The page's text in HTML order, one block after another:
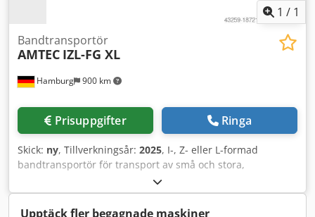
1 / 1
Hamburg 900 km
Bandtransportör
AMTEC IZL-FG XL
Prisuppgifter Ringa
Skick: ny, Tillverkningsår: 2025, I-, Z- eller L-formad
bandtransportör för transport av små och stora,
våta/fuktiga samt djupfrysta produkter till vågenheten.
Öppen design, cellkantade band, vattentålig,
produktberörande delar är tillverkade av polyuretan och
Upptäck fler begagnade maskiner